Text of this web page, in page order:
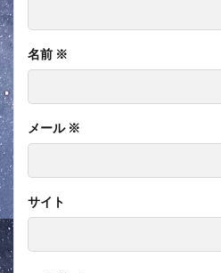
名前 ※
メール ※
サイト